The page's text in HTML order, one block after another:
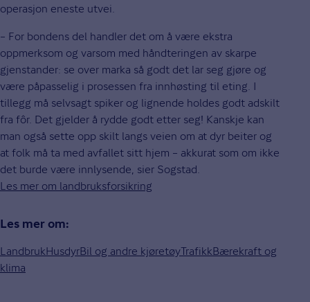
operasjon eneste utvei.
– For bondens del handler det om å være ekstra
oppmerksom og varsom med håndteringen av skarpe
gjenstander: se over marka så godt det lar seg gjøre og
være påpasselig i prosessen fra innhøsting til eting. I
tillegg må selvsagt spiker og lignende holdes godt adskilt
fra fôr. Det gjelder å rydde godt etter seg! Kanskje kan
man også sette opp skilt langs veien om at dyr beiter og
at folk må ta med avfallet sitt hjem – akkurat som om ikke
det burde være innlysende, sier Sogstad.
Les mer om landbruksforsikring
Les mer om:
LandbrukHusdyrBil og andre kjøretøyTrafikkBærekraft og
klima